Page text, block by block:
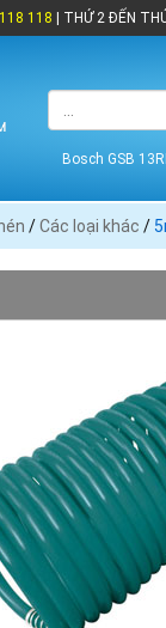
118 | THỨ 2 ĐẾN
Bosch GSB
/Các loại khác /
Forch (4)
Không
Niigata
TOP (18)
Wadfow